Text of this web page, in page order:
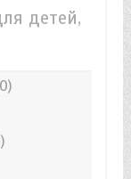
детей,